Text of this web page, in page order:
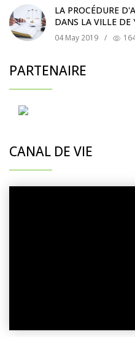
LA PROCÉDURE
DANS LA VILLE DE
04 May 2019 /
PARTENAIRE
CANAL DE VIE